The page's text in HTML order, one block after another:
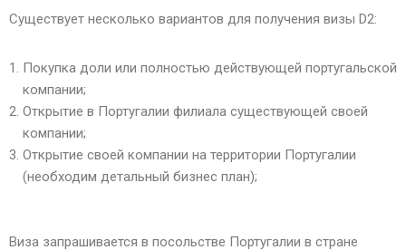
Существует несколько вариантов для получения визы D2:
Покупка доли или полностью действующей португальской
компании;
Открытие в Португалии филиала существующей своей
компании;
Открытие своей компании на территории Португалии
(необходим детальный бизнес план);
Виза запрашивается в посольстве Португалии в стране